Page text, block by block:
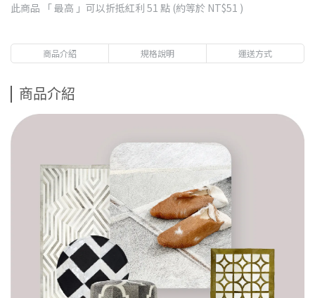
此商品 「 最高 」可以折抵紅利 51 點 (約等於 NT$51 )
商品介紹 規格說明 運送方式
商品介紹